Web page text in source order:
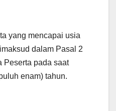
yang mencapai usia
dalam Pasal 2
Peserta pada saat
enam) tahun.